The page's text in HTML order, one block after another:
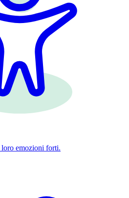
emozioni forti.